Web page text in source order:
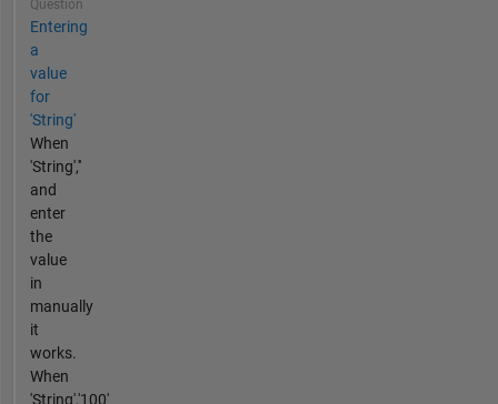
Question
Entering
a
value
for
'String'
When
'String',''
and
enter
the
value
in
manually
it
works.
When
'String','100'